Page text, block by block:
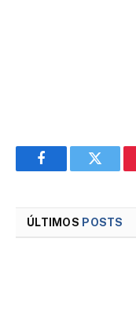
FacebookTwitter
ÚLTIMOS POSTS